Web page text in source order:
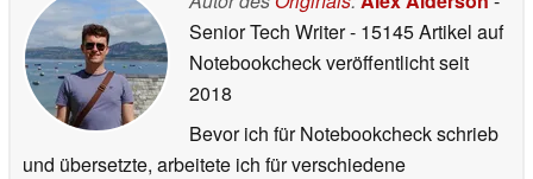
Senior Tech Writer- 15145 Artikel auf
Notebookcheck veröffentlichtseit
2018
Bevor ich für Notebookcheck schrieb
und übersetzte, arbeitete ich für verschiedene